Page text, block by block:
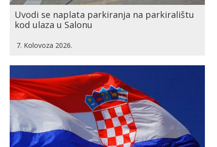
Uvodi se naplata parkiranja na parkiralištu
kod ulaza u Salonu
7. Kolovoza 2026.